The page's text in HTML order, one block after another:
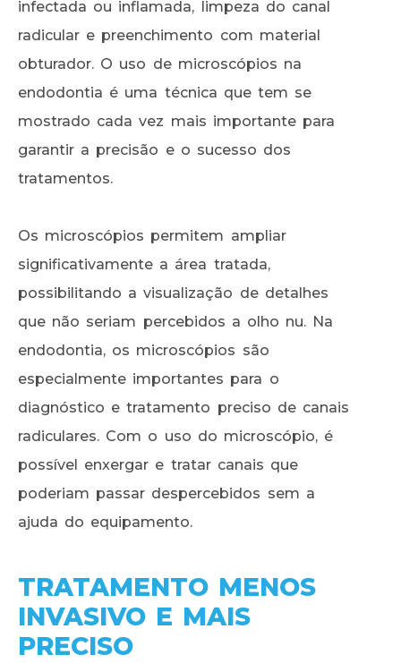
infectada ou inflamada, limpeza do canal
radicular e preenchimento com material
obturador. O uso de microscópios na
endodontia é uma técnica que tem se
mostrado cada vez mais importante para
garantir a precisão e o sucesso dos
tratamentos.
Os microscópios permitem ampliar
significativamente a área tratada,
possibilitando a visualização de detalhes
que não seriam percebidos a olho nu. Na
endodontia, os microscópios são
especialmente importantes para o
diagnóstico e tratamento preciso de canais
radiculares. Com o uso do microscópio, é
possível enxergar e tratar canais que
poderiam passar despercebidos sem a
ajuda do equipamento.
TRATAMENTO MENOS
INVASIVO E MAIS
PRECISO